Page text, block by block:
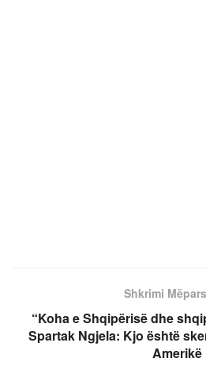
Shkrimi
“Koha e Shqipërisë dhe
Spartak Ngjela: Kjo është
Amerikë